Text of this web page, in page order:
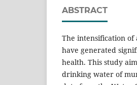
ABSTRACT
The intensification of
have generated
health. This study
drinking water of